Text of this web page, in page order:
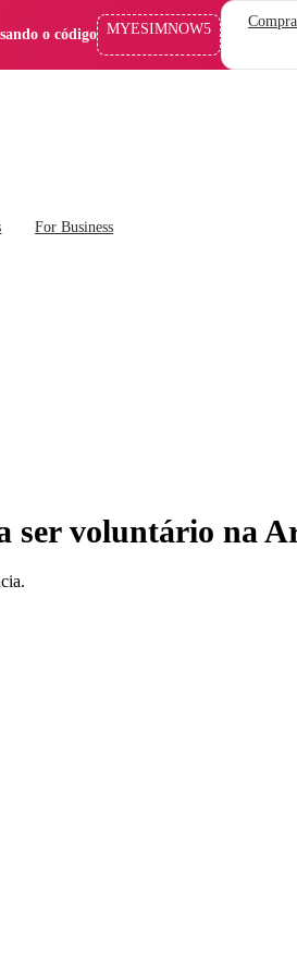
o código MYESIMNOW5
For Business
ser voluntário na